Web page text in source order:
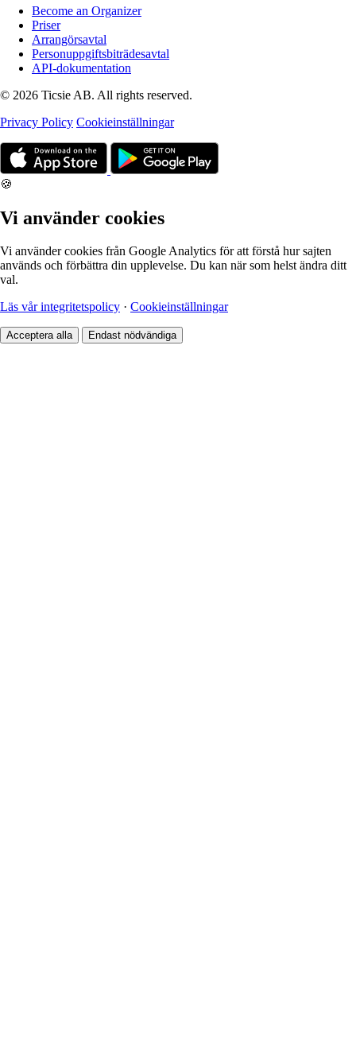
Become an Organizer
Priser
Arrangörsavtal
Personuppgiftsbiträdesavtal
API-dokumentation
© 2026 Ticsie AB. All rights reserved.
Privacy Policy Cookieinställningar
🍪
Vi använder cookies
Vi använder cookies från Google Analytics för att förstå hur sajten
används och förbättra din upplevelse. Du kan när som helst ändra ditt
val.
Läs vår integritetspolicy · Cookieinställningar
Acceptera alla Endast nödvändiga